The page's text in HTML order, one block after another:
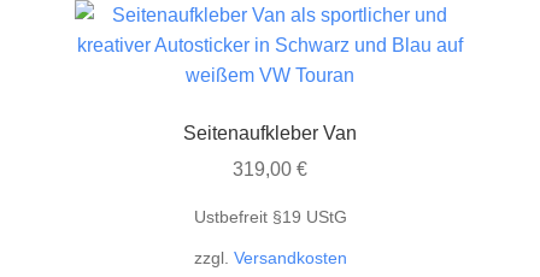
auf.
Die
Optionen
auf
werden
Seitenaufkleber Van
319,00 €
Ustbefreit §19 UStG
zzgl. Versandkosten